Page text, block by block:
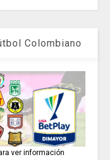
Colombiano
ver información